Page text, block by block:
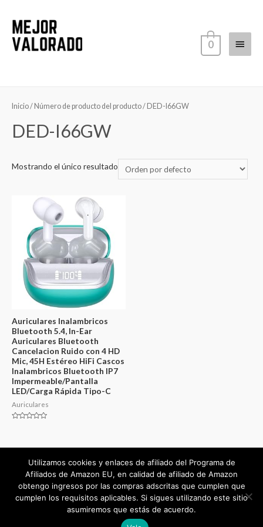
contenido
Menú
0
Inicio/ Número de producto del producto / ‎DED-I66GW
‎DED-I66GW
Mostrando el único resultado
Auriculares Inalambricos
Bluetooth 5.4, In-Ear
Auriculares Bluetooth
Cancelacion Ruido con 4 HD
Mic, 45H Estéreo HiFi Cascos
Inalambricos Bluetooth IP7
Impermeable/Pantalla
LED/Carga Rápida Tipo-C
Auriculares
Copyright © 2026mejorvalorado.com
mejorvalorado.com
Utilizamos cookies y enlaces de afiliado del Programa de
Afiliados de Amazon EU, en calidad de afiliado de Amazon
obtengo ingresos por las compras adscritas que cumplen que
cumplen los requisitos aplicables. Si sigues utilizando este sitio
asumiremos que estás de acuerdo.